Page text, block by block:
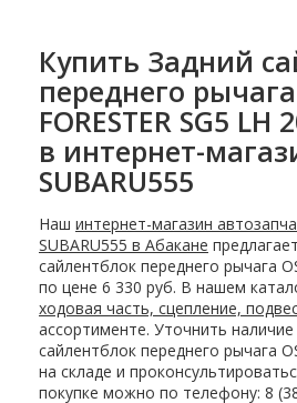
Купить Задний
переднего
FORESTER SG5 LH
в интернет-
SUBARU555
Наш интернет-магазин
SUBARU555 в Абакане
сайлентблок переднего рычага
по цене 6 330 руб. В нашем
ходовая часть, сцепление,
ассортименте. Уточнить
сайлентблок переднего рычага
на складе и
покупке можно по телефону: 8